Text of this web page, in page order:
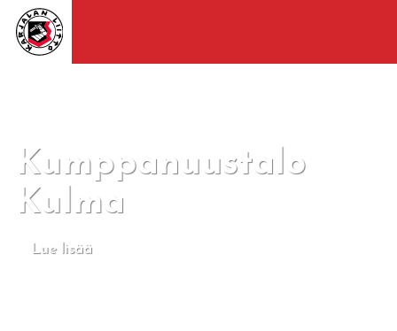
Kumppanuustalo
Kulma
Lue lisää